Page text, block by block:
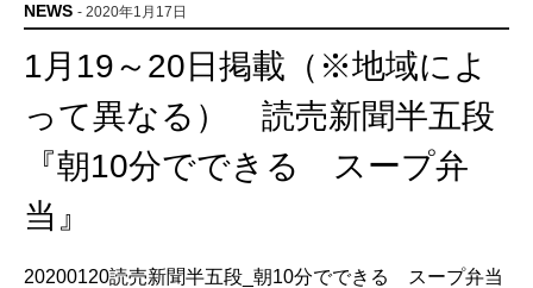
NEWS - 2020年1月17日
1月19～20日掲載（※地域によ
って異なる） 読売新聞半五段
『朝10分でできる スープ弁
当』
20200120読売新聞半五段_朝10分でできる スープ弁当